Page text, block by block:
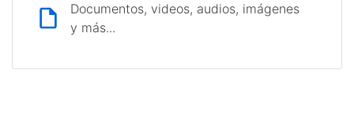
Documentos, videos, audios, imágenes
y más...